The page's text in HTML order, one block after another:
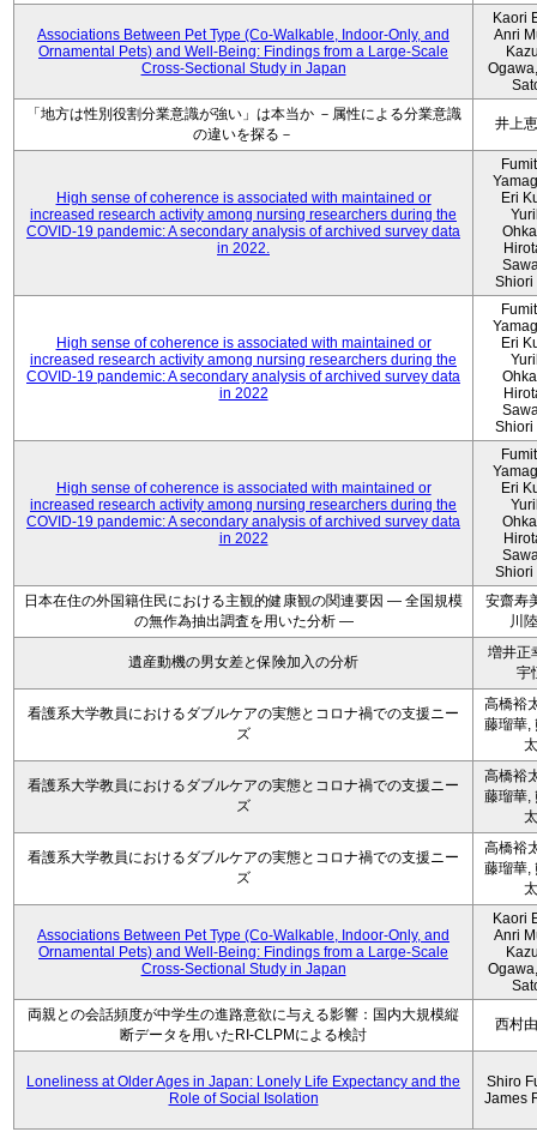
Associations Between Pet Type (Co-Walkable, Indoor-Only, and
Ornamental Pets) and Well-Being: Findings from a Large-Scale
Cross-Sectional Study in Japan
Kaori
Anri
「地方は性別役割分業意識が強い」は本当か －属性による分業意識
の違いを探る－
井上
High sense of coherence is associated with maintained or
increased research activity among nursing researchers during the
COVID-19 pandemic: A secondary analysis of archived survey data
in 2022.
Eri
Shiori
High sense of coherence is associated with maintained or
increased research activity among nursing researchers during the
COVID-19 pandemic: A secondary analysis of archived survey data
in 2022
Eri
Shiori
High sense of coherence is associated with maintained or
increased research activity among nursing researchers during the
COVID-19 pandemic: A secondary analysis of archived survey data
in 2022
Eri
Shiori
日本在住の外国籍住民における主観的健康観の関連要因 ― 全国規模
の無作為抽出調査を用いた分析 ―
安齋寿
川
遺産動機の男女差と保険加入の分析
増井正
宇
看護系大学教員におけるダブルケアの実態とコロナ禍での支援ニー
ズ
高橋裕
藤瑠華,
太
看護系大学教員におけるダブルケアの実態とコロナ禍での支援ニー
ズ
高橋裕
藤瑠華,
太
看護系大学教員におけるダブルケアの実態とコロナ禍での支援ニー
ズ
高橋裕
藤瑠華,
太
Associations Between Pet Type (Co-Walkable, Indoor-Only, and
Ornamental Pets) and Well-Being: Findings from a Large-Scale
Cross-Sectional Study in Japan
Kaori
Anri
両親との会話頻度が中学生の進路意欲に与える影響：国内大規模縦
断データを用いたRI-CLPMによる検討
西村
Loneliness at Older Ages in Japan: Lonely Life Expectancy and the
Role of Social Isolation
Shiro
James